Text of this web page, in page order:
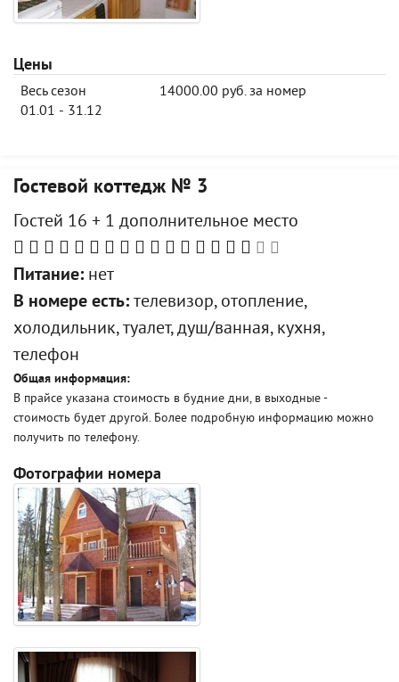
Цены
Весь сезон
01.01 - 31.12
14000.00 руб. за номер
Гостевой коттедж № 3
Гостей 16 + 1 дополнительное место
Питание: нет
В номере есть: телевизор, отопление,
холодильник, туалет, душ/ванная, кухня,
телефон
Общая информация:
В прайсе указана стоимость в будние дни, в выходные -
стоимость будет другой. Более подробную информацию можно
получить по телефону.
Фотографии номера